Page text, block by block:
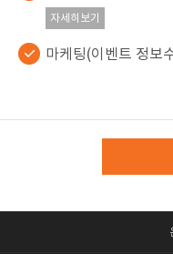
자세히보기
마케팅(이벤트 정보